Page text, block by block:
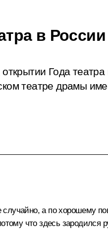
в России
Года театра
театре драмы
а по хорошему
что здесь